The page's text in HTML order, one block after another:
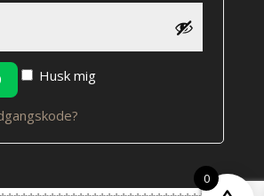
Husk mig
0